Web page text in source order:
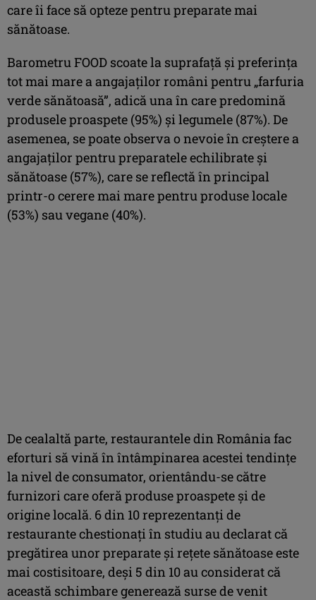
care îi face să opteze pentru preparate mai
sănătoase.
Barometru FOOD scoate la suprafață și preferința
tot mai mare a angajaților români pentru „farfuria
verde sănătoasă”, adică una în care predomină
produsele proaspete (95%) și legumele (87%). De
asemenea, se poate observa o nevoie în creștere a
angajaților pentru preparatele echilibrate și
sănătoase (57%), care se reflectă în principal
printr-o cerere mai mare pentru produse locale
(53%) sau vegane (40%).
De cealaltă parte, restaurantele din România fac
eforturi să vină în întâmpinarea acestei tendințe
la nivel de consumator, orientându-se către
furnizori care oferă produse proaspete și de
origine locală. 6 din 10 reprezentanți de
restaurante chestionați în studiu au declarat că
pregătirea unor preparate și rețete sănătoase este
mai costisitoare, deși 5 din 10 au considerat că
această schimbare generează surse de venit